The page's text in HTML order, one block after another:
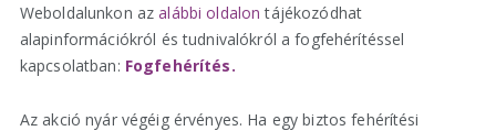
Weboldalunkon azalábbi oldalon tájékozódhat
alapinformációkról és tudnivalókról a fogfehérítéssel
kapcsolatban: Fogfehérítés.
Az akció nyár végéig érvényes. Ha egy biztos fehérítési